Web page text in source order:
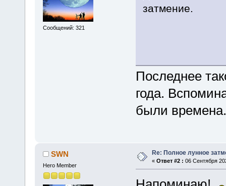
Сообщений: 321
затмение.
Последнее
года.
были времена.
SWN
Hero Member
Re: Полное лунное
« Ответ #2 : 06 Сентября